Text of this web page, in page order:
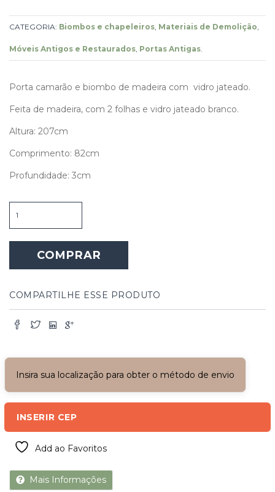
CATEGORIA: Biombos e chapeleiros Materiais de Demolição
Móveis Antigos e Restaurados Portas Antigas
Porta camarão e biombo de madeira com vidro jateado.
Feita de madeira, com 2 folhas e vidro jateado branco.
Altura: 207cm
Comprimento: 82cm
Profundidade: 3cm
Camarão
e
Biombo
Madeira
Vidro
quantidade
COMPRAR
COMPARTILHE ESSE PRODUTO
Insira sua localização para obter o método de envio
INSERIR CEP
Add ao Favoritos
Mais Informações